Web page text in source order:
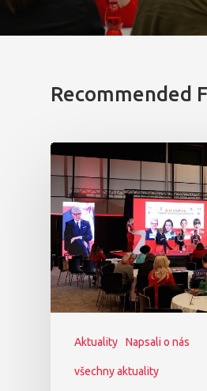
Recommended
Aktuality Napsali o nás
všechny aktuality